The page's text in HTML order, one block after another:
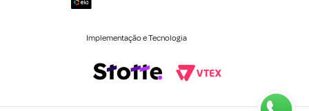
Implementação e Tecnologia